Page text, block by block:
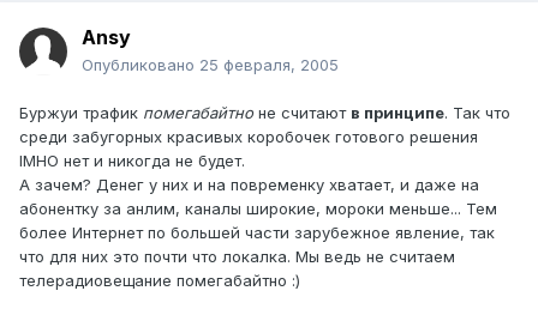
Ansy
Опубликовано 25 февраля, 2005
Буржуи трафик помегабайтноне считают в принципе. Так что
среди забугорных красивых коробочек готового решения
IMHO нет и никогда не будет.
А зачем? Денег у них и на повременку хватает, и даже на
абонентку за анлим, каналы широкие, мороки меньше... Тем
более Интернет по большей части зарубежное явление, так
что для них это почти что локалка. Мы ведь не считаем
телерадиовещание помегабайтно :)